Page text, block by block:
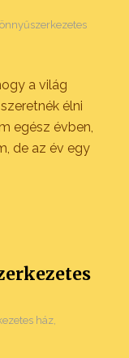
a világ
élni
egész évben,
de az év egy
ház,